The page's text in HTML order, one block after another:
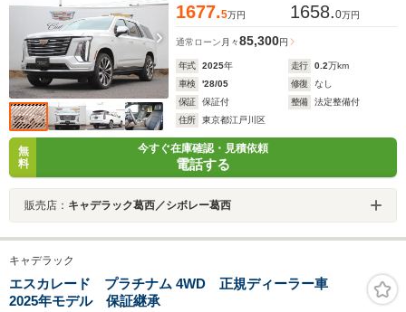
1677.5万円 1658.0万円
通常ローン 月々85,300円
年式 2025年 走行 0.2万km
車検
'28/05 修復
なし
保証
保証付 整備
法定整備付
住所
東京都江戸川区
無
料
今すぐ在庫確認・見積依頼
電話する
販売店： キャデラック葛西／シボレー葛西
キャデラック
エスカレード プラチナム 4WD 正規ディーラー車
2025年モデル 保証継承